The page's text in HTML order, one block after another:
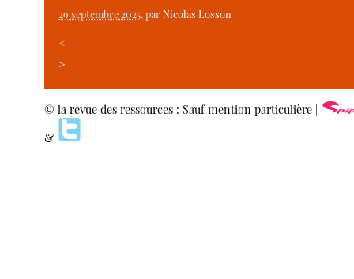
29 septembre 2025, parNicolas Losson
<
>
© la revue des ressources : Sauf mention particulière |
&